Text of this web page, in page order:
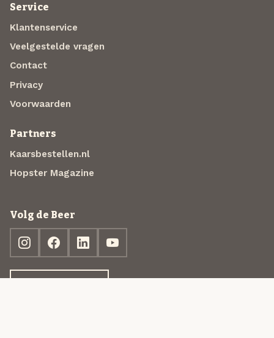
Service
Klantenservice
Veelgestelde vragen
Contact
Privacy
Voorwaarden
Partners
Kaarsbestellen.nl
Hopster Magazine
Volg de Beer